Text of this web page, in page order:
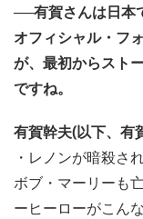
──有賀さんは日本
オフィシャル・フ
が、最初からスト
ですね。
有賀幹夫(以下、有
・レノンが暗殺さ
ボブ・マーリーも
ーヒーローがこん